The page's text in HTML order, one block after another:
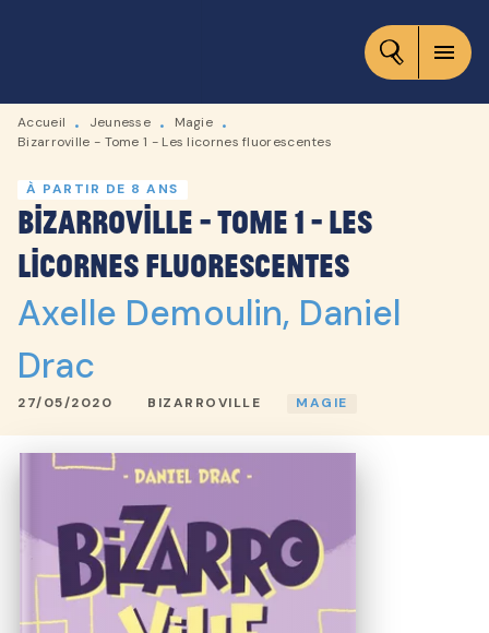
CONTENU
menu
Accueil • Jeunesse • Magie •
Bizarroville - Tome 1 - Les licornes fluorescentes
À PARTIR DE 8 ANS
Bizarroville - Tome 1 - Les
licornes fluorescentes
Axelle Demoulin, Daniel
Drac
27/05/2020 BIZARROVILLE MAGIE